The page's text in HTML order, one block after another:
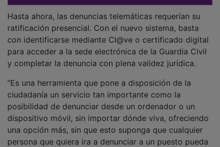
ratificación presencial. Con el nuevo sistema, basta
con identificarse mediante Cl@ve o certificado digital
para acceder a la sede electrónica de la Guardia Civil
y completar la denuncia con plena validez jurídica.
ciudadanía un servicio tan importante como la
posibilidad de denunciar desde un ordenador o un
dispositivo móvil, sin importar dónde viva, ofreciendo
una opción más, sin que esto suponga que cualquier
persona que quiera ira a denunciar a un puesto pueda